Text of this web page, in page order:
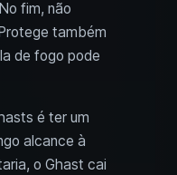
fim, não
também
de fogo pode
é ter um
alcance à
o Ghast cai